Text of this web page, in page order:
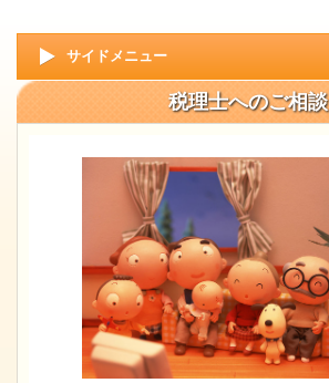
サイドメニュー
税理士へのご相談